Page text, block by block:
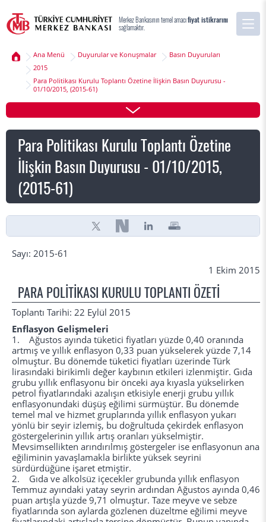
Merkez Bankasının temel amacıfiyat istikrarını
sağlamaktır.
Ana Menü Duyurular ve Konuşmalar
Basın Duyuruları
2015
Para Politikası Kurulu Toplantı Özetine İlişkin Basın Duyurusu -
01/10/2015, (2015-61)
Para Politikası Kurulu Toplantı Özetine
İlişkin Basın Duyurusu - 01/10/2015,
(2015-61)
Sayı: 2015-61
1 Ekim 2015
PARA POLİTİKASI KURULU TOPLANTI ÖZETİ
Toplantı Tarihi: 22 Eylül 2015
Enflasyon Gelişmeleri
1. Ağustos ayında tüketici fiyatları yüzde 0,40 oranında
artmış ve yıllık enflasyon 0,33 puan yükselerek yüzde 7,14
olmuştur. Bu dönemde tüketici fiyatları üzerinde Türk
lirasındaki birikimli değer kaybının etkileri izlenmiştir. Gıda
grubu yıllık enflasyonu bir önceki aya kıyasla yükselirken
petrol fiyatlarındaki azalışın etkisiyle enerji grubu yıllık
enflasyonundaki düşüş eğilimi sürmüştür. Bu dönemde
temel mal ve hizmet gruplarında yıllık enflasyon yukarı
yönlü bir seyir izlemiş, bu doğrultuda çekirdek enflasyon
göstergelerinin yıllık artış oranları yükselmiştir.
Mevsimsellikten arındırılmış göstergeler ise enflasyonun ana
eğiliminin yavaşlamakla birlikte yüksek seyrini
sürdürdüğüne işaret etmiştir.
2. Gıda ve alkolsüz içecekler grubunda yıllık enflasyon
Temmuz ayındaki yatay seyrin ardından Ağustos ayında 0,46
puan artışla yüzde 9,71 olmuştur. Taze meyve ve sebze
fiyatlarında son aylarda gözlenen düzeltme eğilimi meyve